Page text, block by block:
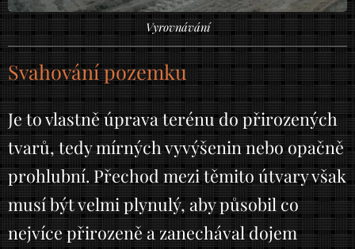
Vyrovnávání
Svahování pozemku
Je to vlastně úprava terénu do přirozených
tvarů, tedy mírných vyvýšenin nebo opačně
prohlubní. Přechod mezi těmito útvary však
musí být velmi plynulý, aby působil co
nejvíce přirozeně a zanechával dojem